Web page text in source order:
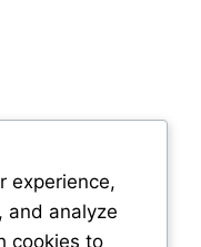
experience,
and analyze
cookies to